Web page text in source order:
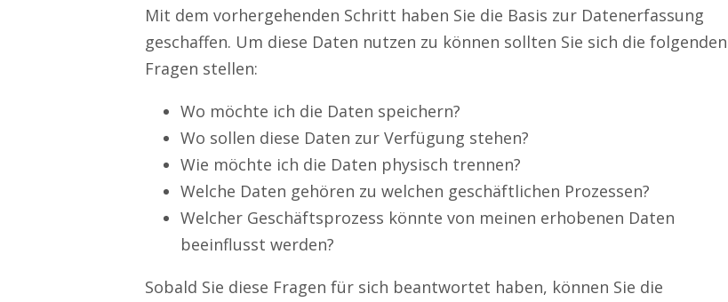
Mit dem vorhergehenden Schritt haben Sie die Basis zur Datenerfassung
geschaffen. Um diese Daten nutzen zu können sollten Sie sich die folgenden
Fragen stellen:
Wo möchte ich die Daten speichern?
Wo sollen diese Daten zur Verfügung stehen?
Wie möchte ich die Daten physisch trennen?
Welche Daten gehören zu welchen geschäftlichen Prozessen?
Welcher Geschäftsprozess könnte von meinen erhobenen Daten
beeinflusst werden?
Sobald Sie diese Fragen für sich beantwortet haben, können Sie die